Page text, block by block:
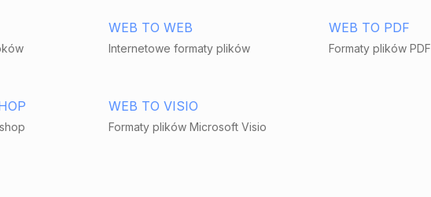
WEB TO WEB
Internetowe formaty plików
WEB TO PDF
Formaty plików PDF
WEB TO VISIO
Formaty plików Microsoft Visio